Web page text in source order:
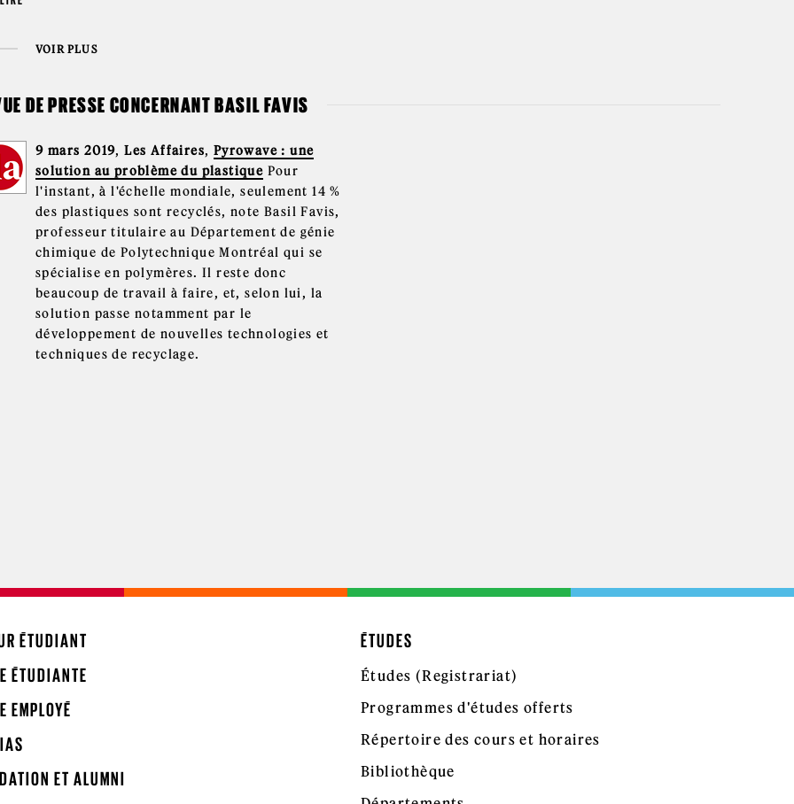
VOIR PLUS
DE PRESSE CONCERNANT BASIL FAVIS
9 mars 2019,Les Affaires, Pyrowave : une
solution au problème du plastique Pour
l'instant, à l'échelle mondiale, seulement 14 %
des plastiques sont recyclés, note Basil Favis,
professeur titulaire au Département de génie
chimique de Polytechnique Montréal qui se
spécialise en polymères. Il reste donc
beaucoup de travail à faire, et, selon lui, la
solution passe notamment par le
développement de nouvelles technologies et
techniques de recyclage.
ÉTUDIANT
ÉTUDIANTE
EMPLOYÉ
ET ALUMNI
ÉTUDES
Études (Registrariat)
Programmes d'études offerts
Répertoire des cours et horaires
Bibliothèque